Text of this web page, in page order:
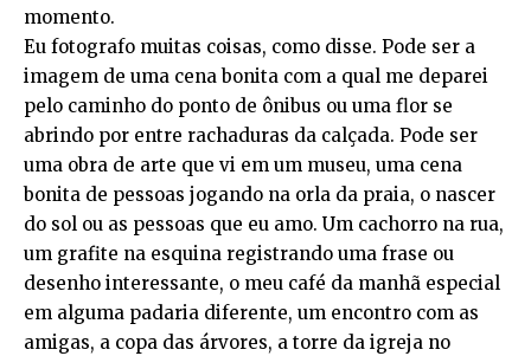
momento.
Eu fotografo muitas coisas, como disse. Pode ser a
imagem de uma cena bonita com a qual me deparei
pelo caminho do ponto de ônibus ou uma flor se
abrindo por entre rachaduras da calçada. Pode ser
uma obra de arte que vi em um museu, uma cena
bonita de pessoas jogando na orla da praia, o nascer
do sol ou as pessoas que eu amo. Um cachorro na rua,
um grafite na esquina registrando uma frase ou
desenho interessante, o meu café da manhã especial
em alguma padaria diferente, um encontro com as
amigas, a copa das árvores, a torre da igreja no